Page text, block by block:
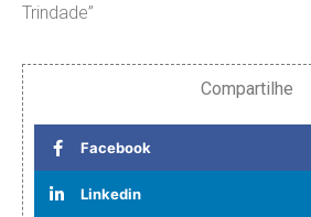
Trindade”
Compartilhe
Facebook
Linkedin